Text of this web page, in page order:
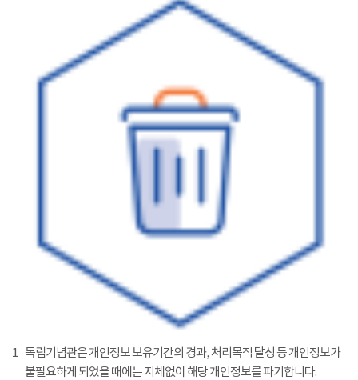
1 독립기념관은 개인정보 보유기간의 경과, 처리목적 달성 등 개인정보가
불필요하게 되었을 때에는 지체없이 해당 개인정보를 파기합니다.